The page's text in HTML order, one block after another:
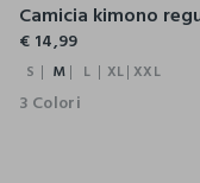
€ 14,99
S M L XL XXL
3 Colori